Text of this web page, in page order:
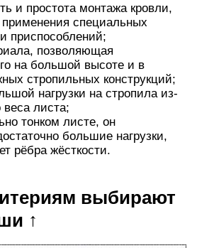
и простота монтажа кровли,
специальных
приспособлений;
позволяющая
на большой высоте и в
стропильных конструкций;
нагрузки на стропила из-
листа;
тонком листе, он
большие нагрузки,
рёбра жёсткости.
выбирают
↑